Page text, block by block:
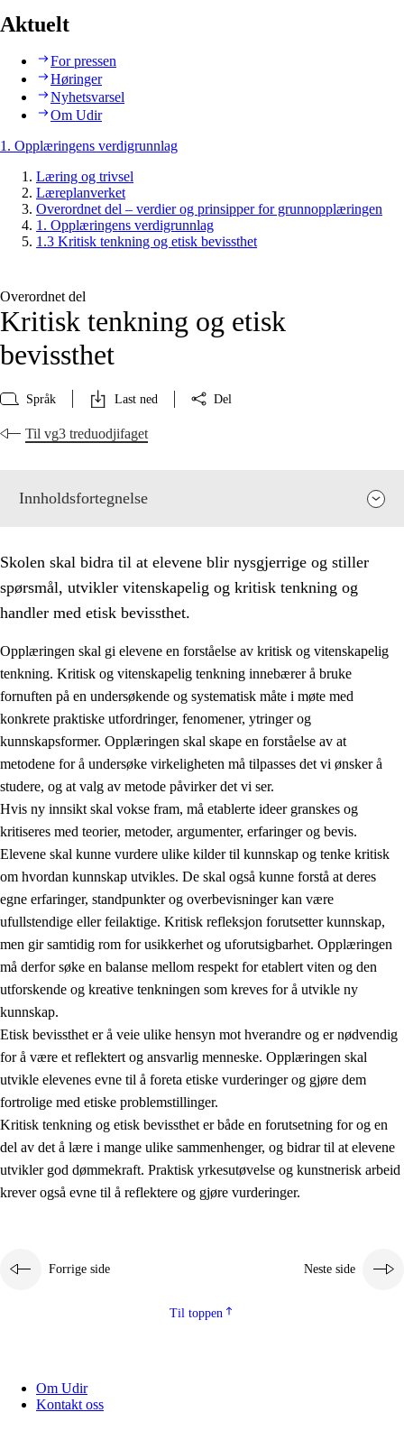
Aktuelt
For pressen
Høringer
Nyhetsvarsel
Om Udir
1. Opplæringens verdigrunnlag
Læring og trivsel
Læreplanverket
Overordnet del – verdier og prinsipper for grunnopplæringen
1. Opplæringens verdigrunnlag
1.3 Kritisk tenkning og etisk bevissthet
Overordnet del
Kritisk tenkning og etisk
bevissthet
Språk Last ned Del
Til vg3 treduodjifaget
Innholdsfortegnelse
1. Opplæringens verdigrunnlag
1.1 Menneskeverdet
1.2 Identitet og kulturelt mangfold
1.3 Kritisk tenkning og etisk bevissthet
1.4 Skaperglede, engasjement og utforskertrang
1.5 Respekt for naturen og miljøbevissthet
1.6 Demokrati og medvirkning
Skolen skal bidra til at elevene blir nysgjerrige og stiller
spørsmål, utvikler vitenskapelig og kritisk tenkning og
handler med etisk bevissthet.
Opplæringen skal gi elevene en forståelse av kritisk og vitenskapelig
tenkning. Kritisk og vitenskapelig tenkning innebærer å bruke
fornuften på en undersøkende og systematisk måte i møte med
konkrete praktiske utfordringer, fenomener, ytringer og
kunnskapsformer. Opplæringen skal skape en forståelse av at
metodene for å undersøke virkeligheten må tilpasses det vi ønsker å
studere, og at valg av metode påvirker det vi ser.
Hvis ny innsikt skal vokse fram, må etablerte ideer granskes og
kritiseres med teorier, metoder, argumenter, erfaringer og bevis.
Elevene skal kunne vurdere ulike kilder til kunnskap og tenke kritisk
om hvordan kunnskap utvikles. De skal også kunne forstå at deres
egne erfaringer, standpunkter og overbevisninger kan være
ufullstendige eller feilaktige. Kritisk refleksjon forutsetter kunnskap,
men gir samtidig rom for usikkerhet og uforutsigbarhet. Opplæringen
må derfor søke en balanse mellom respekt for etablert viten og den
utforskende og kreative tenkningen som kreves for å utvikle ny
kunnskap.
Etisk bevissthet er å veie ulike hensyn mot hverandre og er nødvendig
for å være et reflektert og ansvarlig menneske. Opplæringen skal
utvikle elevenes evne til å foreta etiske vurderinger og gjøre dem
fortrolige med etiske problemstillinger.
Kritisk tenkning og etisk bevissthet er både en forutsetning for og en
del av det å lære i mange ulike sammenhenger, og bidrar til at elevene
utvikler god dømmekraft. Praktisk yrkesutøvelse og kunstnerisk arbeid
krever også evne til å reflektere og gjøre vurderinger.
Forrige side Neste side
Til toppen
Om Udir
Kontakt oss